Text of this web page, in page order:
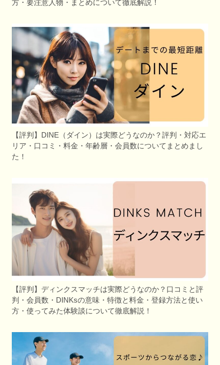
方・要注意人物・まとめについて徹底解説！
【評判】DINE（ダイン）は実際どうなのか？評判・対応エ
リア・口コミ・料金・年齢層・会員数についてまとめまし
た！
【評判】ディンクスマッチは実際どうなのか？口コミと評
判・会員数・DINKsの意味・特徴と料金・登録方法と使い
方・使ってみた体験談について徹底解説！